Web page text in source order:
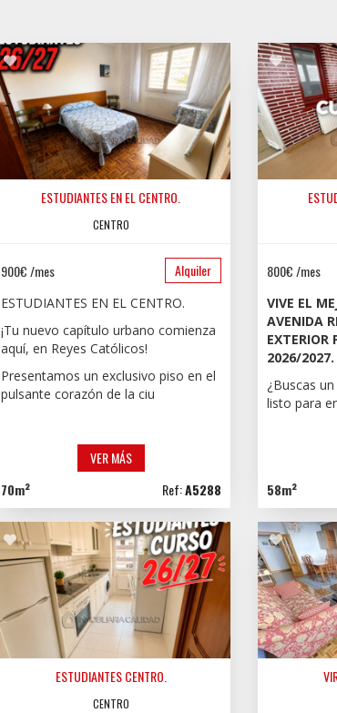
ESTUDIANTES EN EL CENTRO.
CENTRO
900€ /mes Alquiler
ESTUDIANTES EN EL CENTRO.
¡Tu nuevo capítulo urbano comienza
aquí, en Reyes Católicos!
Presentamos un exclusivo piso en el
pulsante corazón de la ciu
VER MÁS
70m²
Ref:A5288
800€ /mes
VIVE EL
AVENIDA
EXTERIOR
2026/2027.
¿Buscas
listo para
58m²
ESTUDIANTES CENTRO.
CENTRO